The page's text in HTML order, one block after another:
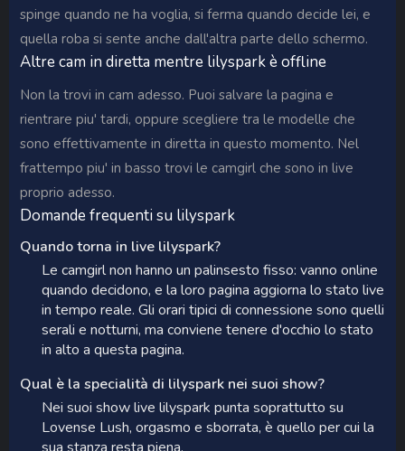
spinge quando ne ha voglia, si ferma quando decide lei, e
quella roba si sente anche dall'altra parte dello schermo.
Altre cam in diretta mentre lilyspark è offline
Non la trovi in cam adesso. Puoi salvare la pagina e
rientrare piu' tardi, oppure scegliere tra le modelle che
sono effettivamente in diretta in questo momento. Nel
frattempo piu' in basso trovi le camgirl che sono in live
proprio adesso.
Domande frequenti su lilyspark
Quando torna in live lilyspark?
Le camgirl non hanno un palinsesto fisso: vanno online
quando decidono, e la loro pagina aggiorna lo stato live
in tempo reale. Gli orari tipici di connessione sono quelli
serali e notturni, ma conviene tenere d'occhio lo stato
in alto a questa pagina.
Qual è la specialità di lilyspark nei suoi show?
Nei suoi show live lilyspark punta soprattutto su
Lovense Lush, orgasmo e sborrata, è quello per cui la